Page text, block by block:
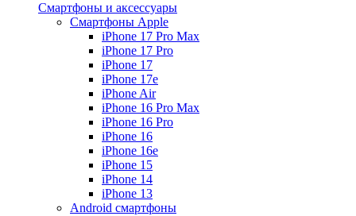
Смартфоны и аксессуары
Смартфоны Apple
iPhone 17 Pro Max
iPhone 17 Pro
iPhone 17
iPhone 17e
iPhone Air
iPhone 16 Pro Max
iPhone 16 Pro
iPhone 16
iPhone 16e
iPhone 15
iPhone 14
iPhone 13
Android cмартфоны